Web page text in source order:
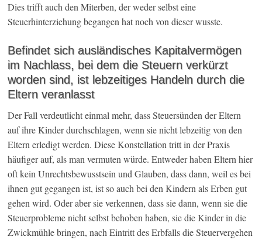
Dies trifft auch den Miterben, der weder selbst eine
Steuerhinterziehung begangen hat noch von dieser wusste.
Befindet sich ausländisches Kapitalvermögen
im Nachlass, bei dem die Steuern verkürzt
worden sind, ist lebzeitiges Handeln durch die
Eltern veranlasst
Der Fall verdeutlicht einmal mehr, dass Steuersünden der Eltern
auf ihre Kinder durchschlagen, wenn sie nicht lebzeitig von den
Eltern erledigt werden. Diese Konstellation tritt in der Praxis
häufiger auf, als man vermuten würde. Entweder haben Eltern hier
oft kein Unrechtsbewusstsein und Glauben, dass dann, weil es bei
ihnen gut gegangen ist, ist so auch bei den Kindern als Erben gut
gehen wird. Oder aber sie verkennen, dass sie dann, wenn sie die
Steuerprobleme nicht selbst behoben haben, sie die Kinder in die
Zwickmühle bringen, nach Eintritt des Erbfalls die Steuervergehen